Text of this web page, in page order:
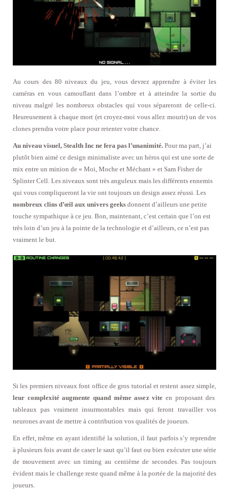
Au cours des 80 niveaux du jeu, vous devrez apprendre à éviter les
caméras en vous camouflant dans l’ombre et à atteindre la sortie du
niveau malgré les nombreux obstacles qui vous sépareront de celle-ci.
Heureusement à chaque mort (et croyez-moi vous allez mourir) un de vos
clones prendra votre place pour retenter votre chance.
Au niveau visuel, Stealth Inc ne fera pas l’unanimité. Pour ma part, j’ai
plutôt bien aimé ce design minimaliste avec un héros qui est une sorte de
mix entre un minion de « Moi, Moche et Méchant » et Sam Fisher de
Splinter Cell. Les niveaux sont très anguleux mais les différents ennemis
qui vous compliqueront la vie ont toujours un design assez réussi. Les
nombreux clins d’œil aux univers geeks donnent d’ailleurs une petite
touche sympathique à ce jeu. Bon, maintenant, c’est certain que l’on est
très loin d’un jeu à la pointe de la technologie et d’ailleurs, ce n’est pas
vraiment le but.
Si les premiers niveaux font office de gros tutorial et restent assez simple,
leur complexité augmente quand même assez vite en proposant des
tableaux pas vraiment insurmontables mais qui feront travailler vos
neurones avant de mettre à contribution vos qualités de joueurs.
En effet, même en ayant identifié la solution, il faut parfois s’y reprendre
à plusieurs fois avant de caser le saut qu’il faut ou bien exécuter une série
de mouvement avec un timing au centième de secondes. Pas toujours
évident mais le challenge reste quand même à la portée de la majorité des
joueurs.